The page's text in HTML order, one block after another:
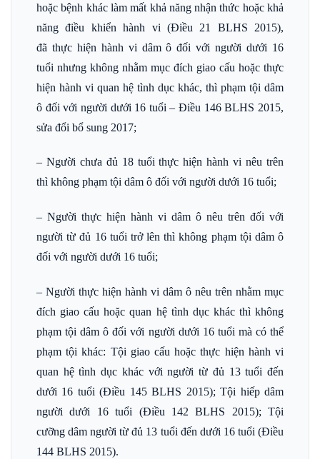
hoặc bệnh khác làm mất khả năng nhận thức hoặc khả
năng điều khiển hành vi (Điều 21 BLHS 2015),
đã thực hiện hành vi dâm ô đối với người dưới 16
tuổi nhưng không nhằm mục đích giao cấu hoặc thực
hiện hành vi quan hệ tình dục khác, thì phạm tội dâm
ô đối với người dưới 16 tuổi – Điều 146 BLHS 2015,
sửa đổi bổ sung 2017;
– Người chưa đủ 18 tuổi thực hiện hành vi nêu trên
thì không phạm tội dâm ô đối với người dưới 16 tuổi;
– Người thực hiện hành vi dâm ô nêu trên đối với
người từ đủ 16 tuổi trở lên thì không phạm tội dâm ô
đối với người dưới 16 tuổi;
– Người thực hiện hành vi dâm ô nêu trên nhằm mục
đích giao cấu hoặc quan hệ tình dục khác thì không
phạm tội dâm ô đối với người dưới 16 tuổi mà có thể
phạm tội khác: Tội giao cấu hoặc thực hiện hành vi
quan hệ tình dục khác với người từ đủ 13 tuổi đến
dưới 16 tuổi (Điều 145 BLHS 2015); Tội hiếp dâm
người dưới 16 tuổi (Điều 142 BLHS 2015); Tội
cưỡng dâm người từ đủ 13 tuổi đến dưới 16 tuổi (Điều
144 BLHS 2015).